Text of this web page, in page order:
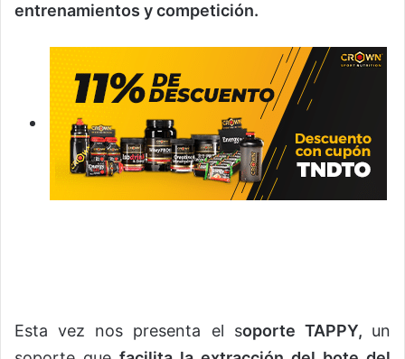
entrenamientos y competición.
Esta vez nos presenta el soporte TAPPY, un